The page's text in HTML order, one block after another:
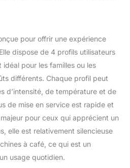
VOTRE LAIT COMME
des lattes et
cappuccinos
personnalisés avec une
mousse de lait riche et
manuellement selon vos
préférences CE N’EST
PAS JUSTE PARFAIT.
C’EST PERFETTO. Des
angles arrondis, des
surfaces tactiles
pour offrir une expérience
dispose de 4 profils utilisateurs
pour les familles ou les
différents. Chaque profil peut
d’intensité, de température et de
de mise en service est rapide et
pour ceux qui apprécient un
elle est relativement silencieuse
à café, ce qui est un
usage quotidien.